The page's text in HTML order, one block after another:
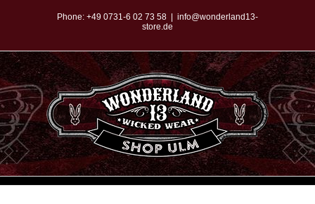
springen
Phone: +49 0731-6 02 73 58
info@wonderland13-
store.de